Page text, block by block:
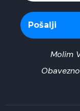
Molim